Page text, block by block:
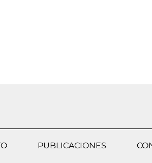
PUBLICACIONES